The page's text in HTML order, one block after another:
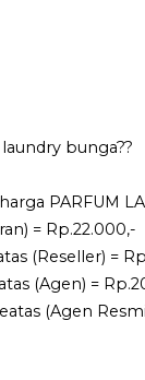
bunga??
PARFUM
= Rp.22.000,-
(Reseller) =
(Agen) =
(Agen